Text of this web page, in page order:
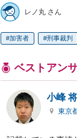
レノ丸 さん
加害者 刑事裁判
ベストアン
小峰
東京